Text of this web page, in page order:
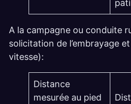
A la campagne ou conduite
solicitation de l’embrayage
vitesse):
Distance
mesurée au pied